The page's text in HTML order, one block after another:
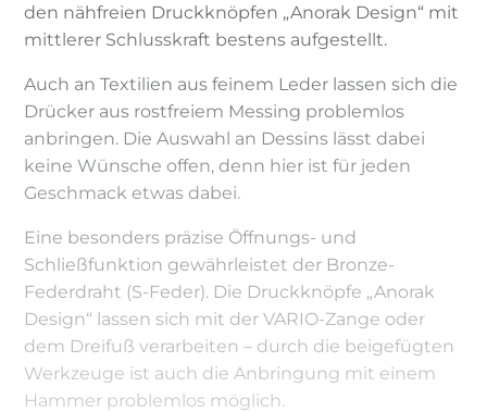
den nähfreien Druckknöpfen „Anorak Design“ mit
mittlerer Schlusskraft bestens aufgestellt.
Auch an Textilien aus feinem Leder lassen sich die
Drücker aus rostfreiem Messing problemlos
anbringen. Die Auswahl an Dessins lässt dabei
keine Wünsche offen, denn hier ist für jeden
Geschmack etwas dabei.
Eine besonders präzise Öffnungs- und
Schließfunktion gewährleistet der Bronze-
Federdraht (S-Feder). Die Druckknöpfe „Anorak
Design“ lassen sich mit der VARIO-Zange oder
dem Dreifuß verarbeiten – durch die beigefügten
Werkzeuge ist auch die Anbringung mit einem
Hammer problemlos möglich.